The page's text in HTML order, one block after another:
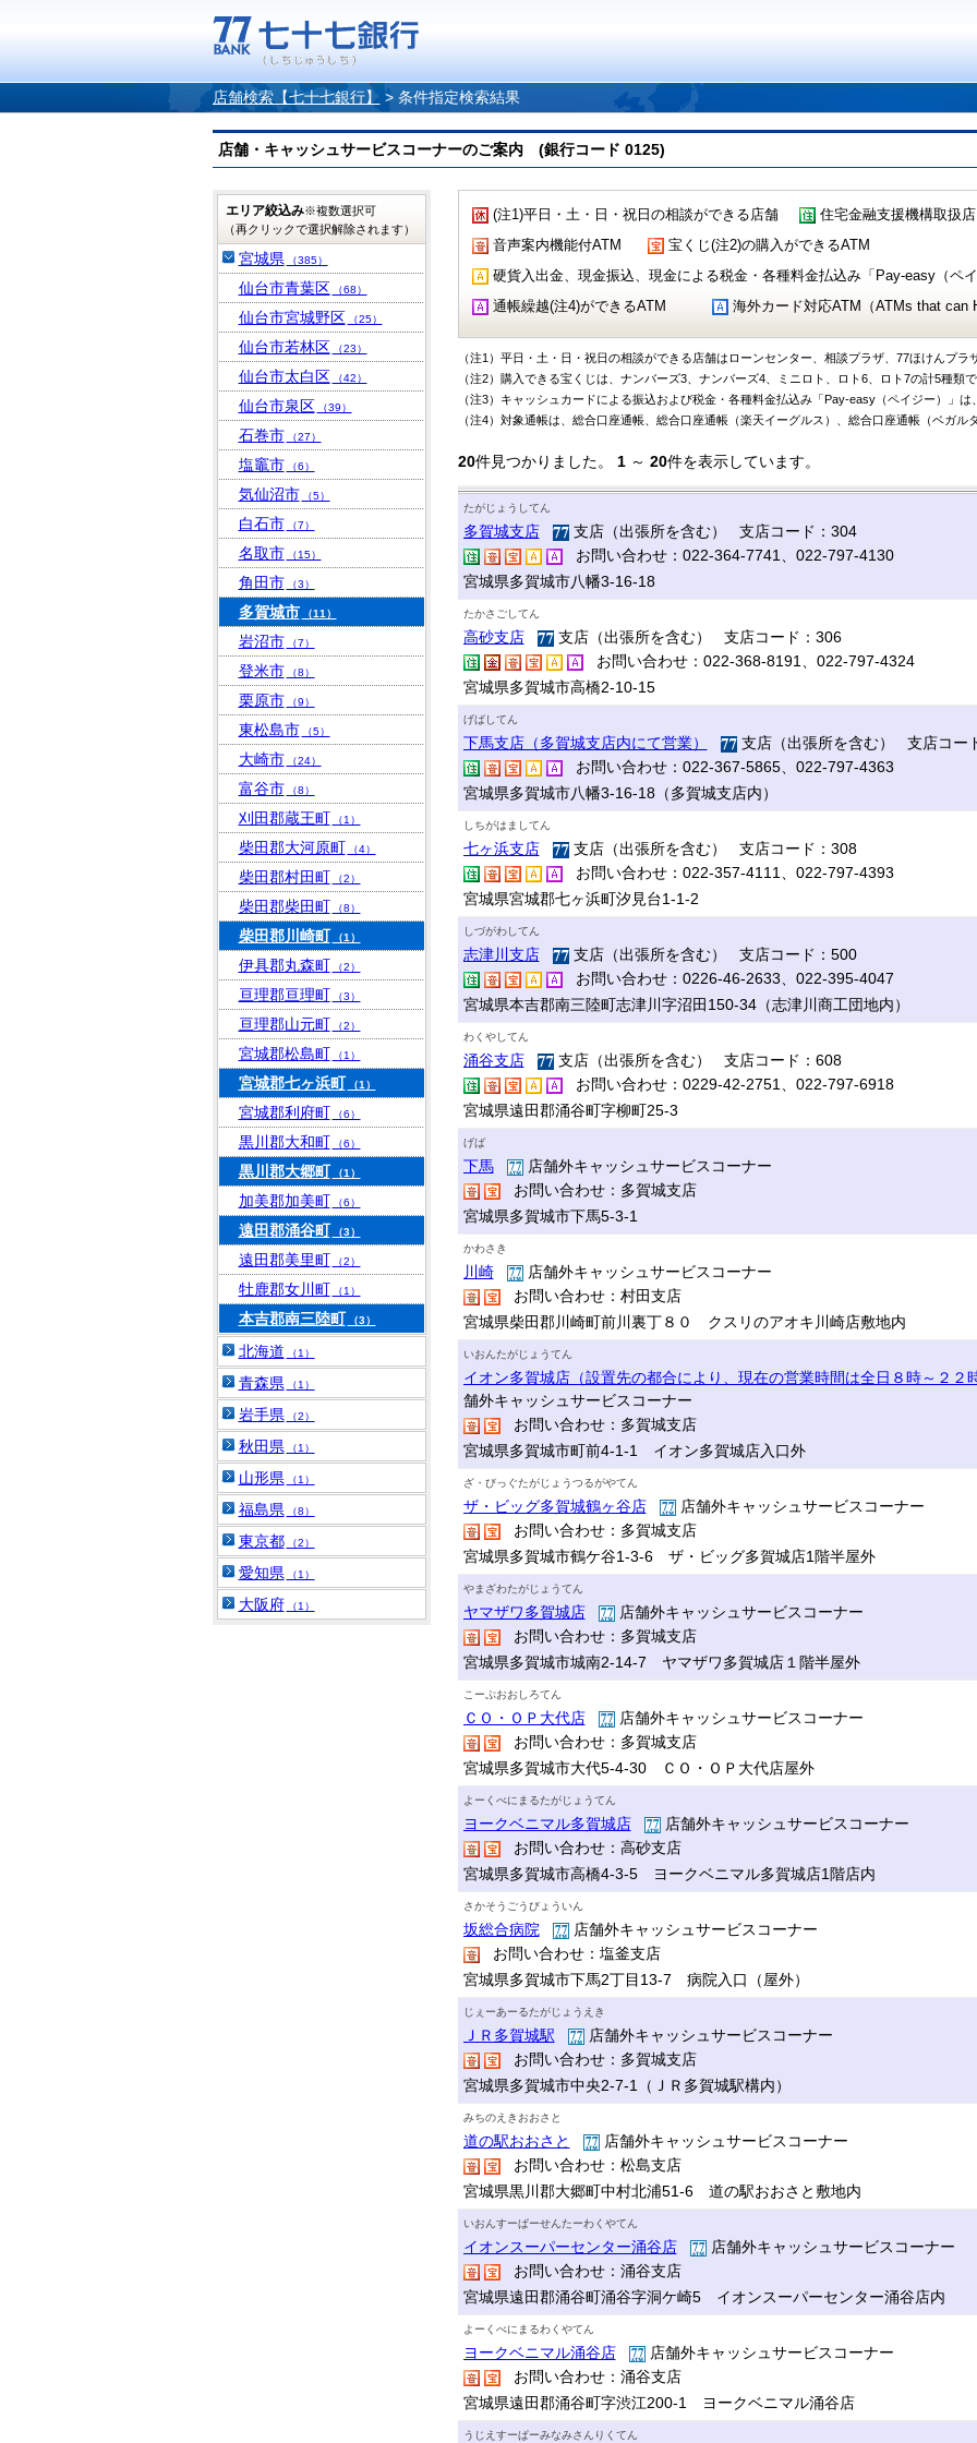
店舗検索【七十七銀行】 > 条件指定検索結果
店舗・キャッシュサービスコーナーのご案内 (銀行コード 0125)
(注1)平日・土・日・祝日の相談ができる店舗 住宅金融支援機構取扱店
音声案内機能付ATM
宝くじ(注2)の購入ができるATM
硬貨入出金、現金振込、現金による税金・各種料金払込み「Pay-easy（ペ
通帳繰越(注4)ができるATM
海外カード対応ATM（ATMs that can
（注1）平日・土・日・祝日の相談ができる店舗はローンセンター、相談プラザ、77ほけんプラ
（注2）購入できる宝くじは、ナンバーズ3、ナンバーズ4、ミニロト、ロト6、ロト7の計5種類で
（注3）キャッシュカードによる振込および税金・各種料金払込み「Pay-easy（ペイジー）」は
（注4）対象通帳は、総合口座通帳、総合口座通帳（楽天イーグルス）、総合口座通帳（ベガル
20件見つかりました。 1～ 20件を表示しています。
たがじょうしてん
多賀城支店
支店（出張所を含む） 支店コード：304
お問い合わせ：022-364-7741、022-797-4130
宮城県多賀城市八幡3-16-18
たかさごしてん
高砂支店
支店（出張所を含む） 支店コード：306
お問い合わせ：022-368-8191、022-797-4324
宮城県多賀城市高橋2-10-15
げばしてん
下馬支店（多賀城支店内にて営業）
支店（出張所を含む） 支店コー
お問い合わせ：022-367-5865、022-797-4363
宮城県多賀城市八幡3-16-18（多賀城支店内）
しちがはましてん
七ヶ浜支店
支店（出張所を含む） 支店コード：308
お問い合わせ：022-357-4111、022-797-4393
宮城県宮城郡七ヶ浜町汐見台1-1-2
しづがわしてん
志津川支店
支店（出張所を含む） 支店コード：500
お問い合わせ：0226-46-2633、022-395-4047
宮城県本吉郡南三陸町志津川字沼田150-34（志津川商工団地内）
わくやしてん
涌谷支店
支店（出張所を含む） 支店コード：608
お問い合わせ：0229-42-2751、022-797-6918
宮城県遠田郡涌谷町字柳町25-3
げば
下馬
店舗外キャッシュサービスコーナー
お問い合わせ：多賀城支店
宮城県多賀城市下馬5-3-1
かわさき
川崎
店舗外キャッシュサービスコーナー
お問い合わせ：村田支店
宮城県柴田郡川崎町前川裏丁８０ クスリのアオキ川崎店敷地内
いおんたがじょうてん
イオン多賀城店（設置先の都合により、現在の営業時間は全日８時～２２
舗外キャッシュサービスコーナー
お問い合わせ：多賀城支店
宮城県多賀城市町前4-1-1 イオン多賀城店入口外
ざ・びっぐたがじょうつるがやてん
ザ・ビッグ多賀城鶴ヶ谷店
店舗外キャッシュサービスコーナー
お問い合わせ：多賀城支店
宮城県多賀城市鶴ケ谷1-3-6 ザ・ビッグ多賀城店1階半屋外
やまざわたがじょうてん
ヤマザワ多賀城店
店舗外キャッシュサービスコーナー
お問い合わせ：多賀城支店
宮城県多賀城市城南2-14-7 ヤマザワ多賀城店１階半屋外
こーぷおおしろてん
ＣＯ・ＯＰ大代店
店舗外キャッシュサービスコーナー
お問い合わせ：多賀城支店
宮城県多賀城市大代5-4-30 ＣＯ・ＯＰ大代店屋外
よーくべにまるたがじょうてん
ヨークベニマル多賀城店
店舗外キャッシュサービスコーナー
お問い合わせ：高砂支店
宮城県多賀城市高橋4-3-5 ヨークベニマル多賀城店1階店内
さかそうごうびょういん
坂総合病院
店舗外キャッシュサービスコーナー
お問い合わせ：塩釜支店
宮城県多賀城市下馬2丁目13-7 病院入口（屋外）
じぇーあーるたがじょうえき
ＪＲ多賀城駅
店舗外キャッシュサービスコーナー
お問い合わせ：多賀城支店
宮城県多賀城市中央2-7-1（ＪＲ多賀城駅構内）
みちのえきおおさと
道の駅おおさと
店舗外キャッシュサービスコーナー
お問い合わせ：松島支店
宮城県黒川郡大郷町中村北浦51-6 道の駅おおさと敷地内
いおんすーぱーせんたーわくやてん
イオンスーパーセンター涌谷店
店舗外キャッシュサービスコーナー
お問い合わせ：涌谷支店
宮城県遠田郡涌谷町涌谷字洞ケ崎5 イオンスーパーセンター涌谷店内
よーくべにまるわくやてん
ヨークベニマル涌谷店
店舗外キャッシュサービスコーナー
お問い合わせ：涌谷支店
宮城県遠田郡涌谷町字渋江200-1 ヨークベニマル涌谷店
うじえすーぱーみなみさんりくてん
エリア絞込み※複数選択可
（再クリックで選択解除されます）
宮城県 （385）
仙台市青葉区 （68）
仙台市宮城野区 （25）
仙台市若林区 （23）
仙台市太白区 （42）
仙台市泉区 （39）
石巻市 （27）
塩竈市 （6）
気仙沼市 （5）
白石市 （7）
名取市 （15）
角田市 （3）
多賀城市 （11）
岩沼市 （7）
登米市 （8）
栗原市 （9）
東松島市 （5）
大崎市 （24）
富谷市 （8）
刈田郡蔵王町 （1）
柴田郡大河原町 （4）
柴田郡村田町 （2）
柴田郡柴田町 （8）
柴田郡川崎町 （1）
伊具郡丸森町 （2）
亘理郡亘理町 （3）
亘理郡山元町 （2）
宮城郡松島町 （1）
宮城郡七ヶ浜町 （1）
宮城郡利府町 （6）
黒川郡大和町 （6）
黒川郡大郷町 （1）
加美郡加美町 （6）
遠田郡涌谷町 （3）
遠田郡美里町 （2）
牡鹿郡女川町 （1）
本吉郡南三陸町 （3）
北海道 （1）
青森県 （1）
岩手県 （2）
秋田県 （1）
山形県 （1）
福島県 （8）
東京都 （2）
愛知県 （1）
大阪府 （1）